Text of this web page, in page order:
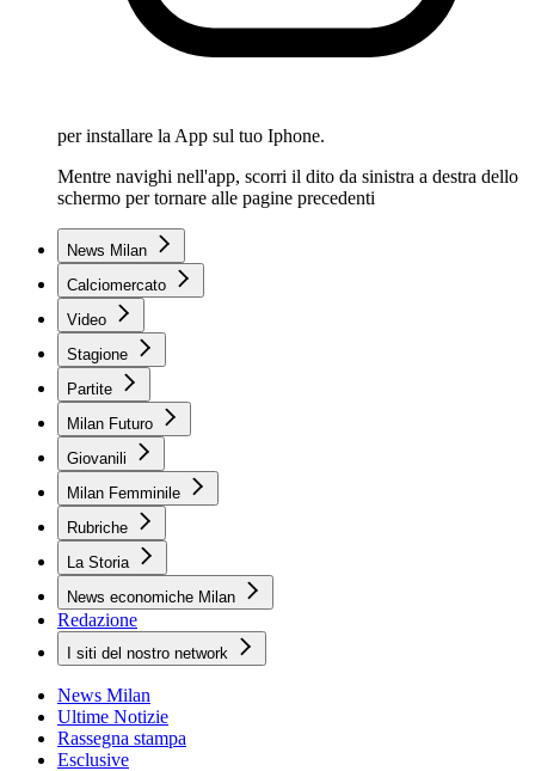
per installare la App sul tuo Iphone.
Mentre navighi nell'app, scorri il dito da sinistra a destra dello
schermo per tornare alle pagine precedenti
News Milan
Calciomercato
Video
Stagione
Partite
Milan Futuro
Giovanili
Milan Femminile
Rubriche
La Storia
News economiche Milan
Redazione
I siti del nostro network
News Milan
Ultime Notizie
Rassegna stampa
Esclusive